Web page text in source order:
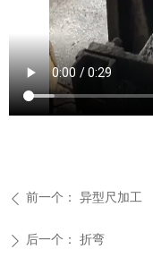
ꄴ 前一个： 异型尺加工
ꄲ 后一个： 折弯